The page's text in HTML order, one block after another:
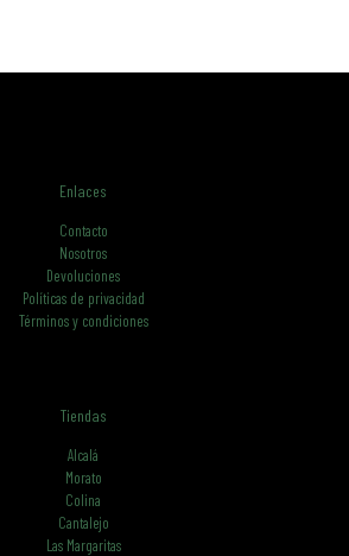
Enlaces
Contacto
Nosotros
Devoluciones
Políticas de privacidad
Términos y condiciones
Tiendas
Alcalá
Morato
Colina
Cantalejo
Las Margaritas